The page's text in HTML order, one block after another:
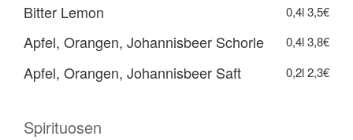
Bitter Lemon 0,4l3,5€
Apfel, Orangen, Johannisbeer Schorle 0,4l3,8€
Apfel, Orangen, Johannisbeer Saft 0,2l2,3€
Spirituosen